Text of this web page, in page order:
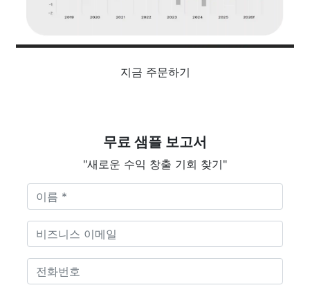
지금 주문하기
무료 샘플 보고서
"새로운 수익 창출 기회 찾기"